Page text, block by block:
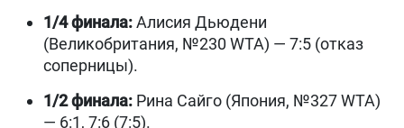
1/4 финала:Алисия Дьюдени
(Великобритания, №230 WTA) — 7:5 (отказ
соперницы).
1/2 финала: Рина Сайго (Япония, №327 WTA)
— 6:1, 7:6 (7:5).